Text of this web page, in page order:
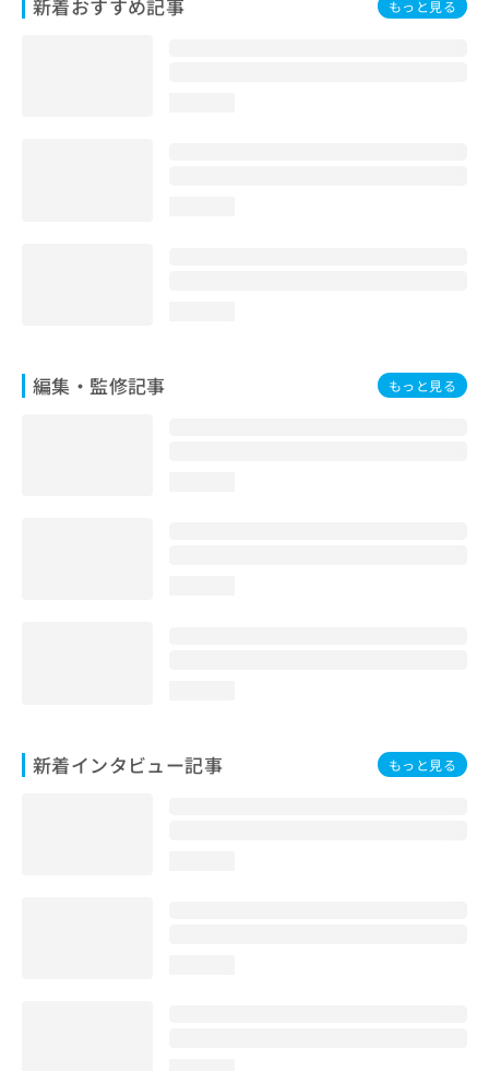
新着おすすめ記事 もっと見る
編集・監修記事 もっと見る
新着インタビュー記事 もっと見る